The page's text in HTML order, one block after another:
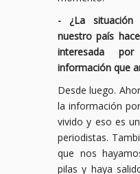
- ¿La situación
nuestro país
interesada
información que
Desde luego.
la información
vivido y eso es
periodistas.
que nos
pilas y haya